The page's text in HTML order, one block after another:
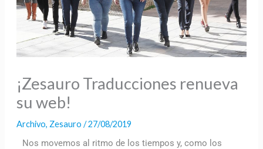
¡Zesauro Traducciones renueva
su web!
Archivo, Zesauro /27/08/2019
Nos movemos al ritmo de los tiempos y, como los